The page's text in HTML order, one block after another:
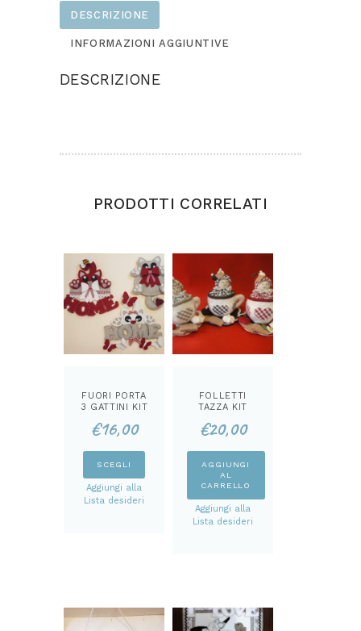
DESCRIZIONE
INFORMAZIONI AGGIUNTIVE
DESCRIZIONE
PRODOTTI CORRELATI
FUORI PORTA
3 GATTINI KIT
€16,00
SCEGLI
scelte
Aggiungi alla
Lista desideri
FOLLETTI
TAZZA KIT
€20,00
AGGIUNGI
AL
CARRELLO
Aggiungi alla
Lista desideri